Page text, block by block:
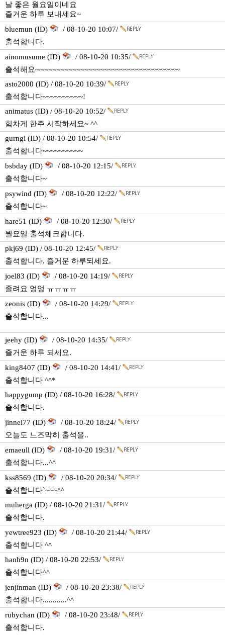
날 좋은 월요일이네요
즐거운 하루 보내세요~
bluemun (ID)
/ 08-10-20 10:07/
출석합니다.
ainomusume (ID)
/ 08-10-20 10:35/
출석해요~~~~~~~~~~~~~~~~~~~~~~~~~~~~~~~~~~~~
asto2000 (ID) / 08-10-20 10:39/
출석합니다~~~~~~~~~~!
animatus (ID) / 08-10-20 10:52/
힘차게 한주 시작하세요~ ^^
gurngi (ID) / 08-10-20 10:54/
출석합니다~~~~~~~~~~
bsbday (ID)
/ 08-10-20 12:15/
출석합니다~
psywind (ID)
/ 08-10-20 12:22/
출석합니다~
hare51 (ID)
/ 08-10-20 12:30/
월요일 출석체크합니다.
pkj69 (ID) / 08-10-20 12:45/
출석합니다. 즐거운 하루되세요.
joel83 (ID)
/ 08-10-20 14:19/
졸려요 엉엉 ㅠㅠㅠㅠ
zeonis (ID)
/ 08-10-20 14:29/
출석합니다...
jeehy (ID)
/ 08-10-20 14:35/
즐거운 하루 되세요.
king8407 (ID)
/ 08-10-20 14:41/
출석합니다 ^^*
happygump (ID) / 08-10-20 16:28/
출석합니다.
jinnei77 (ID)
/ 08-10-20 18:24/
오늘도 느즈막히 출석을..
emaeull (ID)
/ 08-10-20 19:31/
출석합니다...^^
kss8569 (ID)
/ 08-10-20 20:34/
출석합니다`~~~^^
muherga (ID) / 08-10-20 21:31/
출석합니다.
yewtree923 (ID)
/ 08-10-20 21:44/
출석합니다 ^^
hanh9n (ID) / 08-10-20 22:53/
출석합니다^^
jenjinman (ID)
/ 08-10-20 23:38/
출석합니다............^^
rubychan (ID)
/ 08-10-20 23:48/
출석합니다.